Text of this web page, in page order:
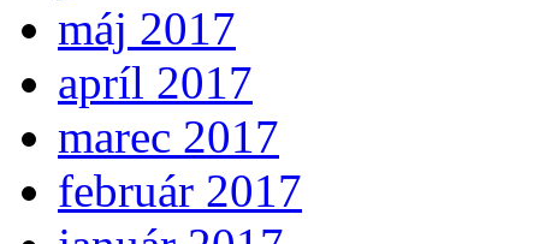
máj 2017
apríl 2017
marec 2017
február 2017